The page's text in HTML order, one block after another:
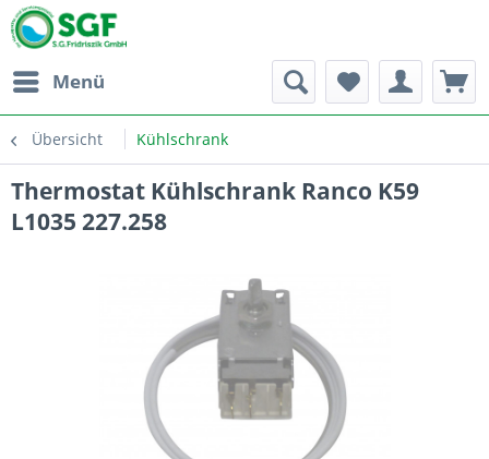
Menü
Übersicht Kühlschrank
Thermostat Kühlschrank Ranco K59
L1035 227.258